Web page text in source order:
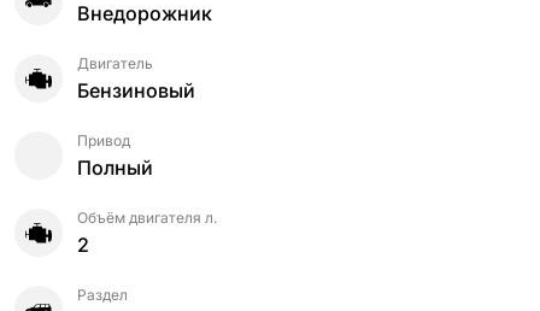
Внедорожник
Двигатель
Бензиновый
Привод
Полный
Объём двигателя л.
2
Раздел